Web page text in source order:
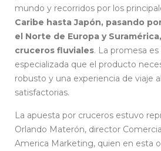
mundo y recorridos por los
Caribe hasta Japón, pasando
el Norte de Europa y
cruceros fluviales. La promesa es
especializada que el producto
robusto y una experiencia de viaje
satisfactorias.
La apuesta por cruceros estuvo
Orlando Materón, director
America Marketing, quien en esta